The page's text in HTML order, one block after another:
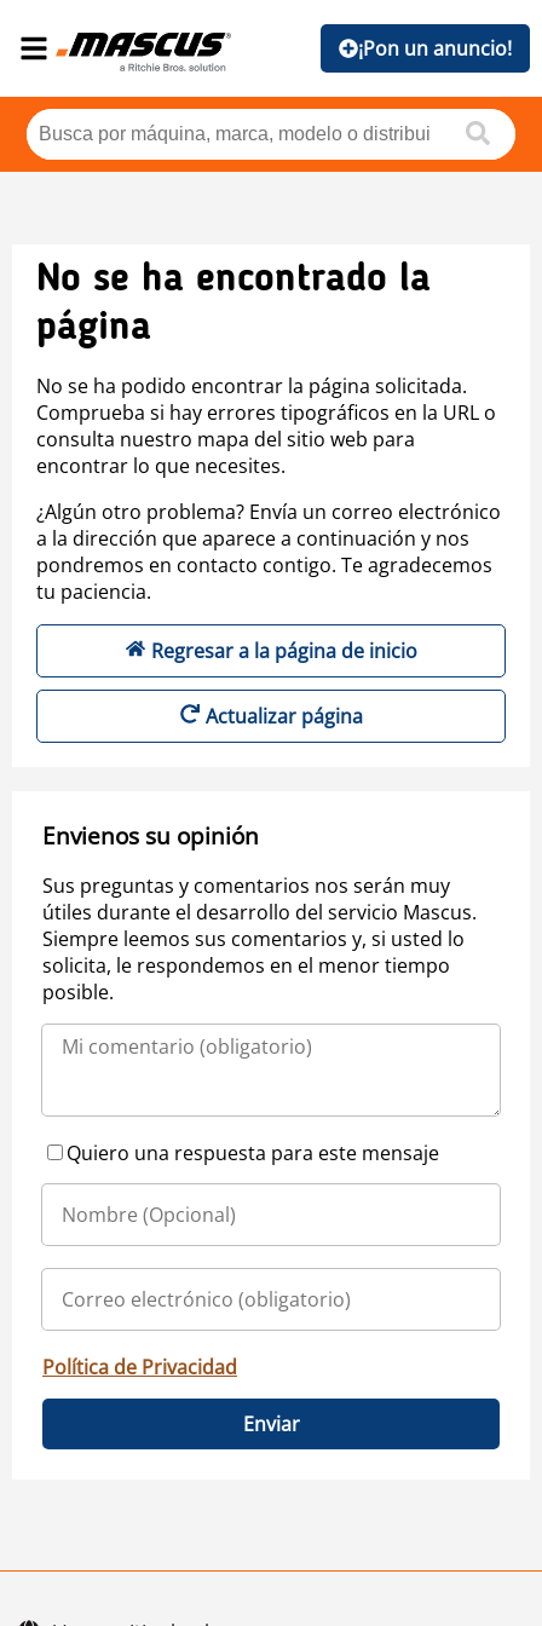
¡Pon un anuncio!
No se ha encontrado la
página
No se ha podido encontrar la página solicitada.
Comprueba si hay errores tipográficos en la URL o
consulta nuestro mapa del sitio web para
encontrar lo que necesites.
¿Algún otro problema? Envía un correo electrónico
a la dirección que aparece a continuación y nos
pondremos en contacto contigo. Te agradecemos
tu paciencia.
Regresar a la página de inicio
Actualizar página
Envienos su opinión
Sus preguntas y comentarios nos serán muy
útiles durante el desarrollo del servicio Mascus.
Siempre leemos sus comentarios y, si usted lo
solicita, le respondemos en el menor tiempo
posible.
Quiero una respuesta para este mensaje
Política de Privacidad
Enviar